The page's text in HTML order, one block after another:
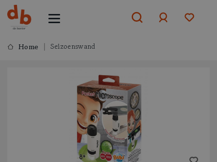
ofaanmelden
Home Seizoenswand